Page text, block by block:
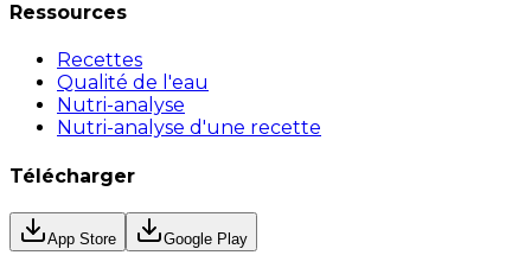
Ressources
Recettes
Qualité de l'eau
Nutri-analyse
Nutri-analyse d'une recette
Télécharger
App Store Google Play